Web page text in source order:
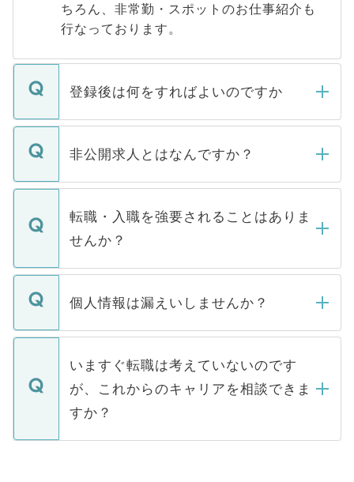
ちろん、非常勤・スポットのお仕事紹介も
行なっております。
登録後は何をすればよいのですか
ご登録いただきましたら、弊社担当者がご
登録内容を確認し、その後メールもしくは
ます。通常、5営業日以内にはご連絡をせて
いただきますので、しばらくお待ちくださ
非公開求人とはなんですか？
マイナビDOCTORで取り扱っている求人の
うち約3割は、Webサイトからご覧いただ
けない「非公開求人」です。非公開求人は
下記の理由によって、一般には公開してい
ません。
■応募殺到を避けるため 人気のある医療機
関を公にしてしまうと、応募が殺到する場
に、医療機関が求める条件に合った人材の
みを人材紹介会社に依頼するケースが増え
ています。
転職・入職を強要されることはありま
せんか？
転職・入職を強要することは一切ありませ
ん。また、仮に応募先から内定をいただい
定を承諾する必要はありません。内定先へ
の辞退の連絡はキャリアパートナーが行い
個人情報は漏えいしませんか？
個人情報が漏えいすることはありませんの
で、ご安心ください。当サイトからの登録
などで収集したご登録者様の個人情報は、
ご本人のキャリアアップおよび転職活動の
支援を目的に使用いたします。お預かりし
ているすべての個人データはご本人の許可
いますぐ転職は考えていないのです
が、これからのキャリアを相談できま
すか？